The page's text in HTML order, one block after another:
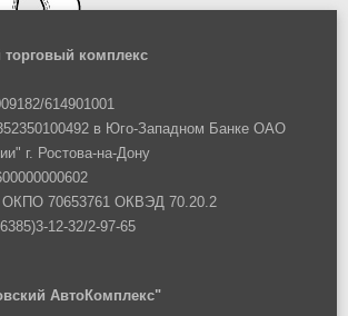
комплекс
614901001
в Юго-Западном Банке ОАО
г. Ростова-на-Дону
ОКПО 70653761 ОКВЭД 70.20.2
12-32/2-97-65
АвтоКомплекс"